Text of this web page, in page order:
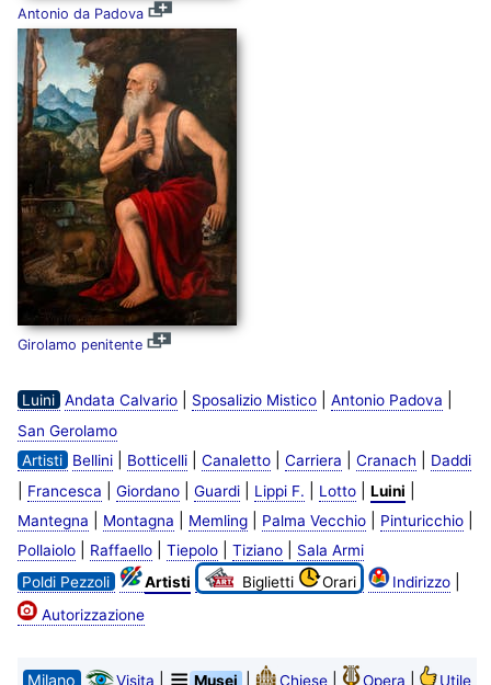
Antonio da Padova
Girolamo penitente
Luini Andata Calvario| Sposalizio Mistico| Antonio Padova
San Gerolamo
Artisti
Bellini| Botticelli| Canaletto| Carriera Cranach Daddi
Francesca Giordano| Guardi| Lippi F. Lotto| Luini
Mantegna Montagna Memling| Palma Vecchio| Pinturicchio|
Pollaiolo| Raffaello| Tiepolo| Tiziano|
Sala Armi
Poldi Pezzoli
Artisti Biglietti Orari Indirizzo|
Autorizzazione
Milano Visita Musei Chiese| Opera Utile